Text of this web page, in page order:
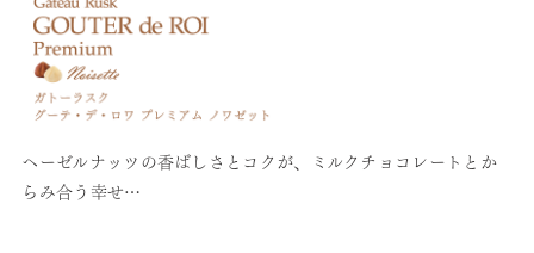
ヘーゼルナッツの香ばしさとコクが、ミルクチョコレートとか
らみ合う幸せ…